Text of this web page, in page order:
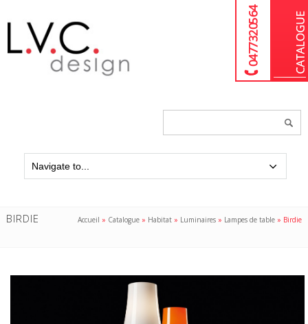
04 77 32 05 64
BIRDIE Accueil » Catalogue » Habitat » Luminaires » Lampes de table » Birdie